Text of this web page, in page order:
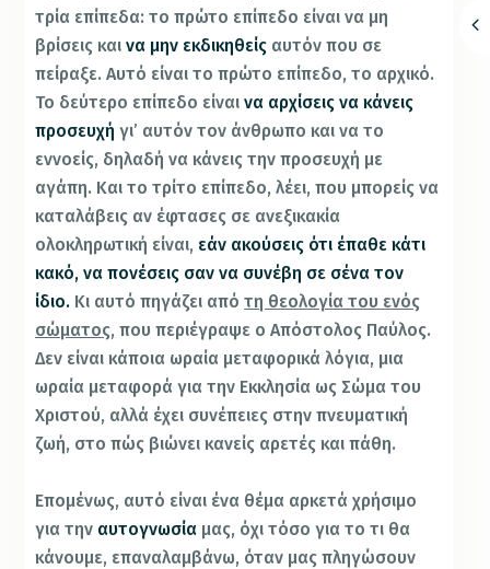
τρία επίπεδα: το πρώτο επίπεδο είναι να μη
βρίσεις και να μην εκδικηθείς αυτόν που σε
πείραξε. Αυτό είναι το πρώτο επίπεδο, το αρχικό.
Το δεύτερο επίπεδο είναι να αρχίσεις να κάνεις
προσευχή γι’ αυτόν τον άνθρωπο και να το
εννοείς, δηλαδή να κάνεις την προσευχή με
αγάπη. Και το τρίτο επίπεδο, λέει, που μπορείς να
καταλάβεις αν έφτασες σε ανεξικακία
ολοκληρωτική είναι, εάν ακούσεις ότι έπαθε κάτι
κακό, να πονέσεις σαν να συνέβη σε σένα τον
ίδιο. Κι αυτό πηγάζει από τη θεολογία του ενός
σώματος, που περιέγραψε ο Απόστολος Παύλος.
Δεν είναι κάποια ωραία μεταφορικά λόγια, μια
ωραία μεταφορά για την Εκκλησία ως Σώμα του
Χριστού, αλλά έχει συνέπειες στην πνευματική
ζωή, στο πώς βιώνει κανείς αρετές και πάθη.
Επομένως, αυτό είναι ένα θέμα αρκετά χρήσιμο
για την αυτογνωσία μας, όχι τόσο για το τι θα
κάνουμε, επαναλαμβάνω, όταν μας πληγώσουν